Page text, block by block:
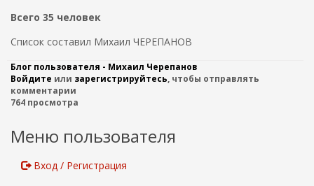
Всего 35 человек
Список составил Михаил ЧЕРЕПАНОВ
Блог пользователя - Михаил Черепанов
Войдите или зарегистрируйтесь, чтобы отправлять
комментарии
764 просмотра
Меню пользователя
Вход / Регистрация